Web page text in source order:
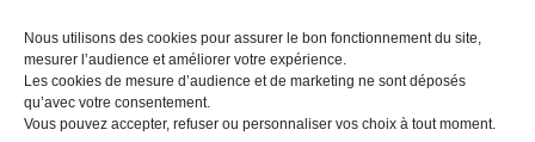
Nous utilisons des cookies pour assurer le bon fonctionnement du site,
mesurer l’audience et améliorer votre expérience.
Les cookies de mesure d’audience et de marketing ne sont déposés
qu’avec votre consentement.
Vous pouvez accepter, refuser ou personnaliser vos choix à tout moment.